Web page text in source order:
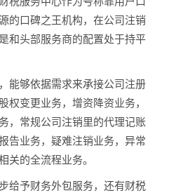
的口碑之王机构，在公司注销
和头部服务商的配置处于持平
能够依据需求来承接公司注册
权变更业务，增资降资业务，
，常规公司注销里的代理记账
告业务，疑难注销业务，异常
关的全流程业务。
给予财务外包服务，还有财税